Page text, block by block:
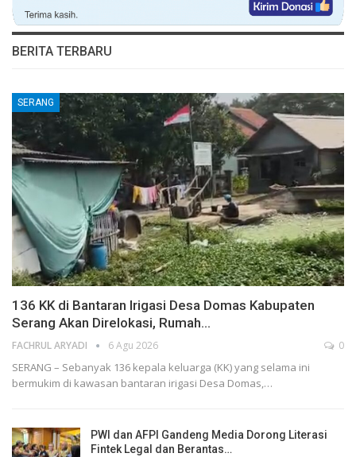
BERITA TERBARU
SERANG
136 KK di Bantaran Irigasi Desa Domas Kabupaten
Serang Akan Direlokasi, Rumah…
FACHRUL ARYADI 6 Agu 2026 0
SERANG – Sebanyak 136 kepala keluarga (KK) yang selama ini
bermukim di kawasan bantaran irigasi Desa Domas,…
PWI dan AFPI Gandeng Media Dorong Literasi
Fintek Legal dan Berantas…